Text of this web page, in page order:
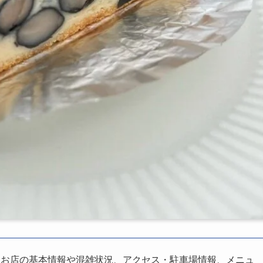
店の基本情報や混雑状況、アクセス・駐車場情報、メニュ